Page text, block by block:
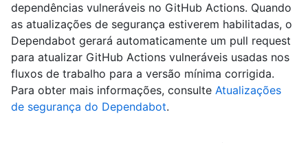
dependências vulneráveis no GitHub Actions. Quando
as atualizações de segurança estiverem habilitadas, o
Dependabot gerará automaticamente um pull request
para atualizar GitHub Actions vulneráveis usadas nos
fluxos de trabalho para a versão mínima corrigida.
Para obter mais informações, consulte Atualizações
de segurança do Dependabot.